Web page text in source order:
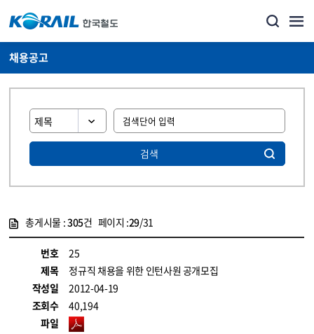
채용공고
검색
총게시물 :305건 페이지 :29/31
번호
25
제목
정규직 채용을 위한 인턴사원 공개모집
작성일
2012-04-19
조회수
40,194
파일